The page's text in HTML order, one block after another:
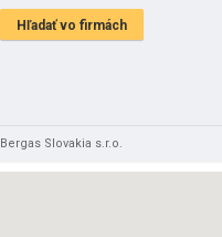
Bergas Slovakia s.r.o.